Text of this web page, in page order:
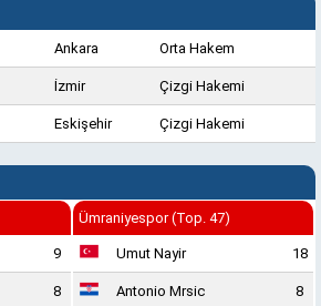
Ankara Orta Hakem
İzmir Çizgi Hakemi
Eskişehir Çizgi Hakemi
9
8
Ümraniyespor (Top. 47)
Umut Nayir 18
Antonio Mrsic 8